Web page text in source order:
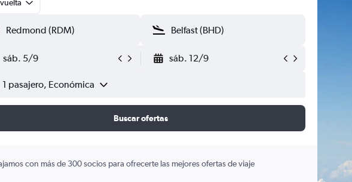
sáb. 5/9 sáb. 12/9
1 pasajero, Económica
Buscar ofertas
con más de 300 socios para ofrecerte las mejores ofertas de viaje